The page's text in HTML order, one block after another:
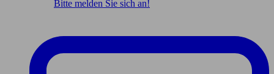
Bitte melden Sie sich an!